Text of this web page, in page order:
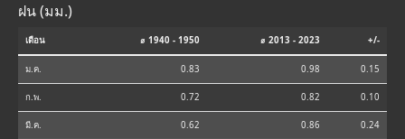
ฝน (มม.)
เดือน ⌀ 1940 - 1950 ⌀ 2013 - 2023 +/-
ม.ค. 0.83 0.98 0.15
ก.พ. 0.72 0.82 0.10
มี.ค. 0.62 0.86 0.24